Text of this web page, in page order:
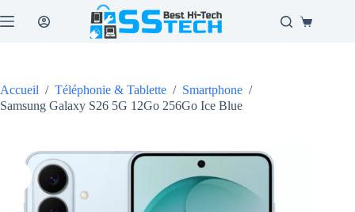
au
Panier
Accueil / Téléphonie & Tablette / Smartphone /
Samsung Galaxy S26 5G 12Go 256Go Ice Blue